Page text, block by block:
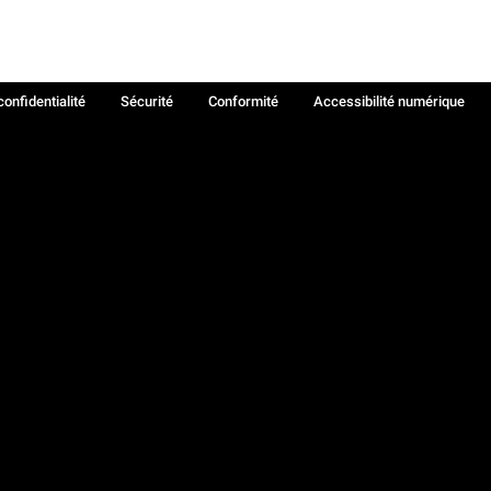
Sécurité Conformité
Accessibilité numérique